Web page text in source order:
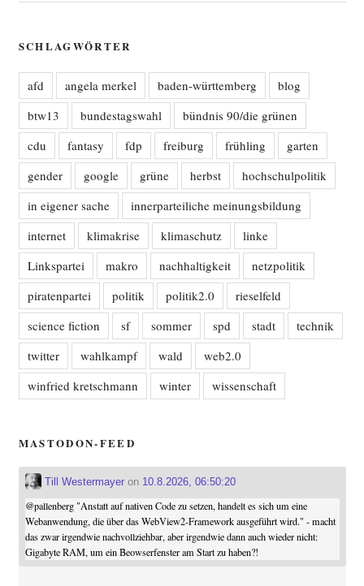
SCHLAGWÖRTER
afd angela merkel baden-württemberg
blog
btw13
bundestagswahl
bündnis 90/die grünen
cdu
fantasy fdp freiburg frühling
garten
gender
google grüne herbst
hochschulpolitik
in eigener sache
innerparteiliche meinungsbildung
internet
klimakrise klimaschutz
linke
Linkspartei
makro nachhaltigkeit
netzpolitik
piratenpartei
politik politik2.0
rieselfeld
science fiction
sf sommer spd stadt
technik
twitter
wahlkampf wald
web2.0
winfried kretschmann
winter wissenschaft
MASTODON-FEED
Till Westermayeron 10.8.2026, 06:50:20
@pallenberg"Anstatt auf nativen Code zu setzen, handelt es sich um eine
Webanwendung, die über das WebView2-Framework ausgeführt wird." - macht
das zwar irgendwie nachvollziehbar, aber irgendwie dann auch wieder nicht:
Gigabyte RAM, um ein Beowserfenster am Start zu haben?!